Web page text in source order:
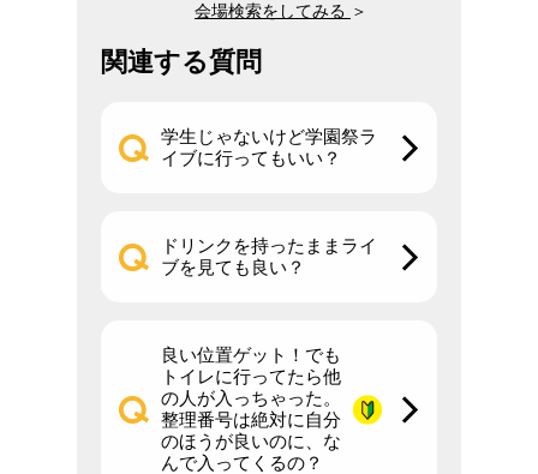
会場検索をしてみる ＞
関連する質問
学生じゃないけど学園祭ラ
イブに行ってもいい？
ドリンクを持ったままライ
ブを見ても良い？
良い位置ゲット！でも
トイレに行ってたら他
の人が入っちゃった。
整理番号は絶対に自分
のほうが良いのに、な
んで入ってくるの？